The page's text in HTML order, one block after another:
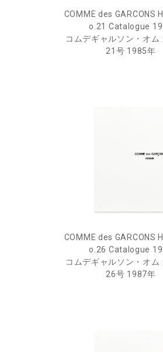
COMME des GARCONS
o.21 Catalogue
コムデギャルソン・オム
21号 1985年
COMME des GARCONS
o.26 Catalogue
コムデギャルソン・オム
26号 1987年